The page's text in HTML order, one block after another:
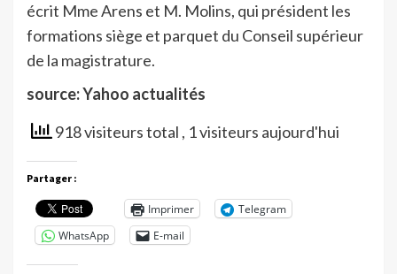
écrit Mme Arens et M. Molins, qui président les
formations siège et parquet du Conseil supérieur
de la magistrature.
source: Yahoo actualités
918 visiteurs total , 1 visiteurs aujourd'hui
Partager :
Imprimer
Telegram
WhatsApp
E-mail